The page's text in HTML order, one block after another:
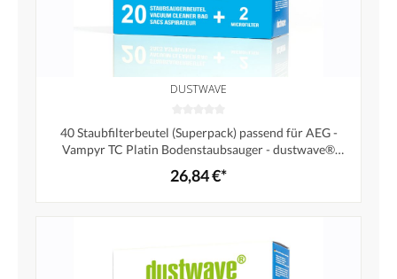
DUSTWAVE
40 Staubfilterbeutel (Superpack) passend für AEG -
Vampyr TC Platin Bodenstaubsauger - dustwave®
Markenstaubbeutel - Made in Germany + inkl. Micro-
Filter
26,84 €*